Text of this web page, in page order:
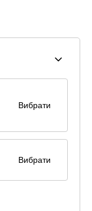
Вибрати
Вибрати